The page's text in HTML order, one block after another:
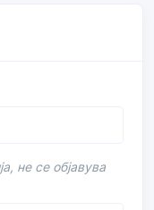
не се објавува